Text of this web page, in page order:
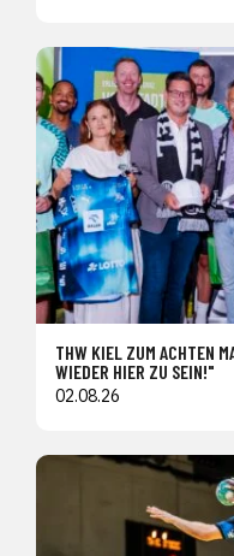
THW KIEL ZUM ACHTEN
WIEDER HIER ZU SEIN!"
02.08.26